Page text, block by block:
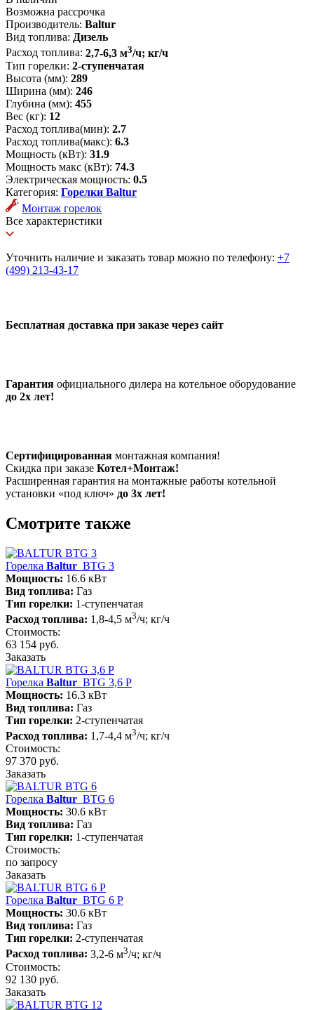
Возможна рассрочка
Производитель: Baltur
Вид топлива: Дизель
Расход топлива: 2,7-6,3 м3/ч; кг/ч
Тип горелки: 2-ступенчатая
Высота (мм): 289
Ширина (мм): 246
Глубина (мм): 455
Вес (кг): 12
Расход топлива(мин): 2.7
Расход топлива(макс): 6.3
Мощность (кВт): 31.9
Мощность макс (кВт): 74.3
Электрическая мощность: 0.5
Категория: Горелки Baltur
Монтаж горелок
Все характеристики
Уточнить наличие и заказать товар можно по телефону: +7
(499) 213-43-17
Бесплатная доставка при заказе через сайт
Гарантия официального дилера на котельное оборудование
до 2х лет!
Сертифицированная монтажная компания!
Скидка при заказе Котел+Монтаж!
Расширенная гарантия на монтажные работы котельной
установки «под ключ» до 3х лет!
Смотрите также
Горелка Baltur BTG 3
Мощность: 16.6 кВт
Вид топлива: Газ
Тип горелки: 1-ступенчатая
Расход топлива: 1,8-4,5 м3/ч; кг/ч
Стоимость:
63 154 руб.
Заказать
Горелка Baltur BTG 3,6 P
Мощность: 16.3 кВт
Вид топлива: Газ
Тип горелки: 2-ступенчатая
Расход топлива: 1,7-4,4 м3/ч; кг/ч
Стоимость:
97 370 руб.
Заказать
Горелка Baltur BTG 6
Мощность: 30.6 кВт
Вид топлива: Газ
Тип горелки: 1-ступенчатая
Стоимость:
по запросу
Заказать
Горелка Baltur BTG 6 P
Мощность: 30.6 кВт
Вид топлива: Газ
Тип горелки: 2-ступенчатая
Расход топлива: 3,2-6 м3/ч; кг/ч
Стоимость:
92 130 руб.
Заказать